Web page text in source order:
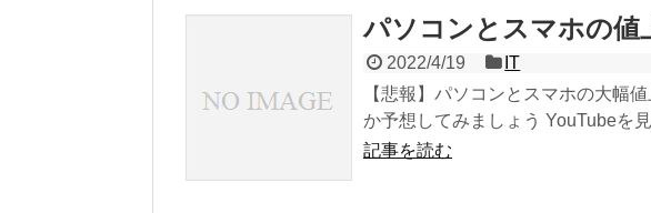
パソコンとスマホの値
2022/4/19
IT
【悲報】パソコンとスマホの大幅
か予想してみましょう YouTubeを
記事を読む